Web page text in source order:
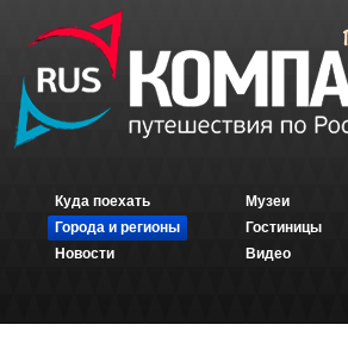
Куда поехать
Города и регионы
Новости
Музеи
Гостиницы
Видео